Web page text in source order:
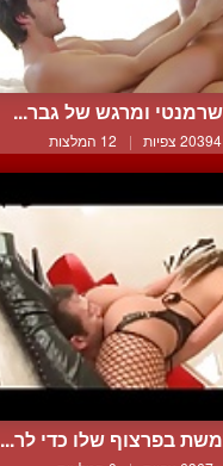
שרמנטי ומרגש של גבר...
20394 צפיות | 12 המלצות
בפרצוף שלו כדי לר...